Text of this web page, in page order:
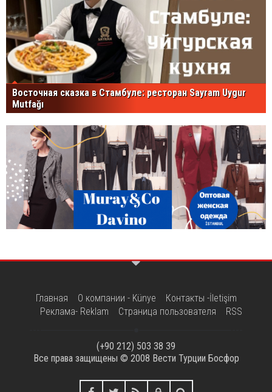
Восточная сказка в Стамбуле: ресторан Sayram Uygur
Mutfağı
Главная О компании - Künye
Контакты -İletişim
Реклама- Reklam
Страница пользователя RSS
(+90 212) 503 38 39
Все права защищены © 2008 Вести Турции Босфор